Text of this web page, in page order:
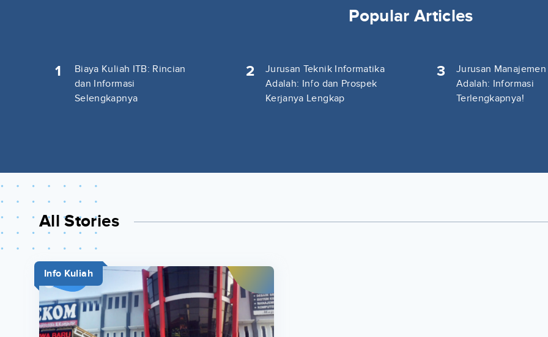
Popular Articles
1
Biaya Kuliah ITB: Rincian
dan Informasi
Selengkapnya
2
Jurusan Teknik Informatika
Adalah: Info dan Prospek
Kerjanya Lengkap
3
Jurusan Manajemen
Adalah: Informasi
Terlengkapnya!
All Stories
Info Kuliah